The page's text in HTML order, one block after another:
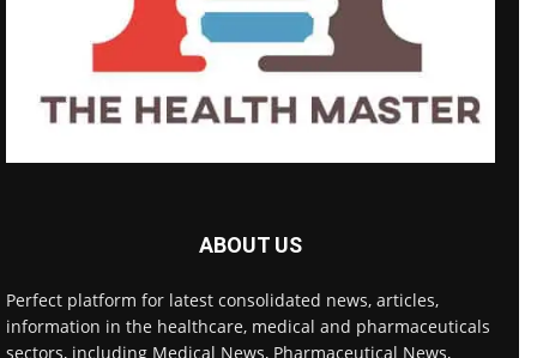
ABOUT US
Perfect platform for latest consolidated news, articles,
information in the healthcare, medical and pharmaceuticals
sectors, including Medical News, Pharmaceutical News,